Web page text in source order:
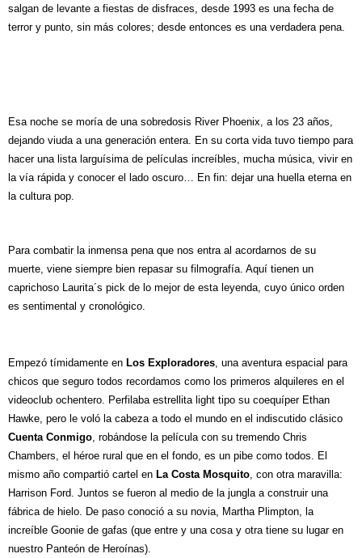
salgan de levante a fiestas de disfraces, desde 1993 es una fecha de
terror y punto, sin más colores; desde entonces es una verdadera pena.
Esa noche se moría de una sobredosis River Phoenix, a los 23 años,
dejando viuda a una generación entera. En su corta vida tuvo tiempo para
hacer una lista larguísima de películas increíbles, mucha música, vivir en
la vía rápida y conocer el lado oscuro… En fin: dejar una huella eterna en
la cultura pop.
Para combatir la inmensa pena que nos entra al acordarnos de su
muerte, viene siempre bien repasar su filmografía. Aquí tienen un
caprichoso Laurita´s pick de lo mejor de esta leyenda, cuyo único orden
es sentimental y cronológico.
Empezó tímidamente en Los Exploradores , una aventura espacial para
chicos que seguro todos recordamos como los primeros alquileres en el
videoclub ochentero. Perfilaba estrellita light tipo su coequíper Ethan
Hawke, pero le voló la cabeza a todo el mundo en el indiscutido clásico
Cuenta Conmigo , robándose la película con su tremendo Chris
Chambers, el héroe rural que en el fondo, es un pibe como todos. El
mismo año compartió cartel en La Costa Mosquito , con otra maravilla:
Harrison Ford. Juntos se fueron al medio de la jungla a construir una
fábrica de hielo. De paso conoció a su novia, Martha Plimpton, la
increíble Goonie de gafas (que entre y una cosa y otra tiene su lugar en
nuestro Panteón de Heroínas).